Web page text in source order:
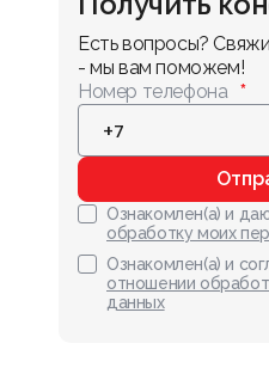
Есть вопросы?
- мы вам поможем!
Номер телефона
Ознакомлен(а) и
обработку моих
Ознакомлен(а) и
отношении
данных